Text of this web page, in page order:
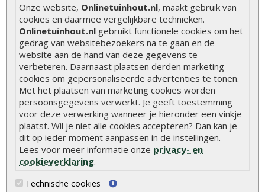
Onze website, Onlinetuinhout.nl, maakt gebruik van
cookies en daarmee vergelijkbare technieken.
Onlinetuinhout.nl gebruikt functionele cookies om het
gedrag van websitebezoekers na te gaan en de
website aan de hand van deze gegevens te
verbeteren. Daarnaast plaatsen derden marketing
cookies om gepersonaliseerde advertenties te tonen.
Met het plaatsen van marketing cookies worden
persoonsgegevens verwerkt. Je geeft toestemming
voor deze verwerking wanneer je hieronder een vinkje
plaatst. Wil je niet alle cookies accepteren? Dan kan je
dit op ieder moment aanpassen in de instellingen.
Lees voor meer informatie onze privacy- en
cookieverklaring.
Technische cookies
Hoe schutting plaatsen
De 9 beste tuinschermen van Onlinetuinhout.nl
Stijlvolle houtsoorten voor in de tuin
Duurzame tuin
Welke palen voor een schapenhek
Alle populaire categorieën
Tuinhout
Schutting
Tuindeuren
Tuinschermen